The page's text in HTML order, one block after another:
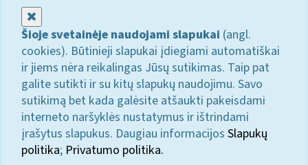
Šioje svetainėje naudojami slapukai (angl.
cookies). Būtinieji slapukai įdiegiami automatiškai
ir jiems nėra reikalingas Jūsų sutikimas. Taip pat
galite sutikti ir su kitų slapukų naudojimu. Savo
sutikimą bet kada galėsite atšaukti pakeisdami
interneto naršyklės nustatymus ir ištrindami
įrašytus slapukus. Daugiau informacijos Slapukų
politika; Privatumo politika.